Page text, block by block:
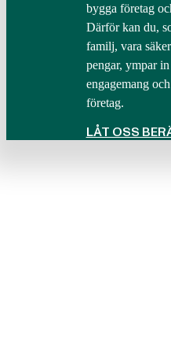
bygga företag
Därför kan du,
familj, vara
pengar, ympar
engagemang
företag.
LÅT OSS